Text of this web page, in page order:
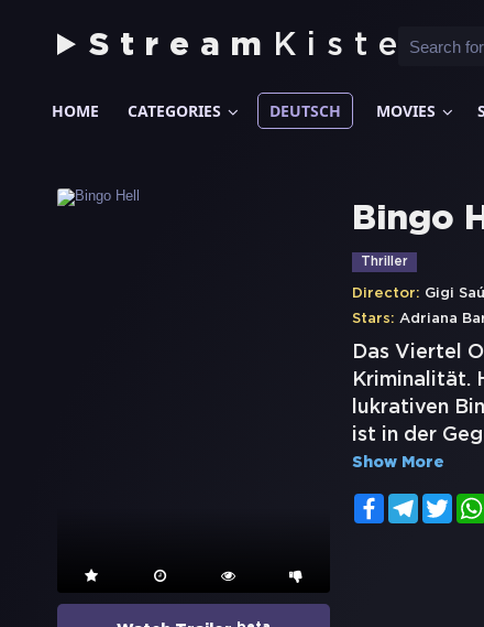
Stream Kiste
HOME CATEGORIES DEUTSCH MOVIES
Bingo
Thriller
Director: Gigi
Stars: Adriana
Das Viertel
Kriminalität.
lukrativen
ist in der
Show More
FacebookTelegram